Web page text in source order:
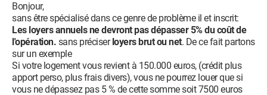
Bonjour,
sans être spécialisé dans ce genre de problème il et inscrit:
Les loyers annuels ne devront pas dépasser 5% du coût de
l'opération. sans préciserloyers brut ou net. De ce fait partons
sur un exemple
Si votre logement vous revient à 150.000 euros, (crédit plus
apport perso, plus frais divers), vous ne pourrez louer que si
vous ne dépassez pas 5 % de cette somme soit 7500 euros